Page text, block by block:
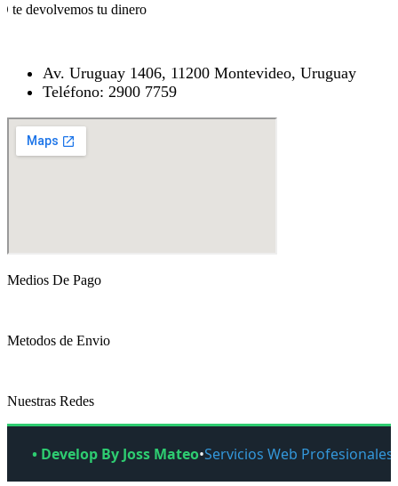
te devolvemos tu dinero
Av. Uruguay 1406, 11200 Montevideo, Uruguay
Teléfono: 2900 7759
Medios De Pago
Metodos de Envio
Nuestras Redes
• Develop By Joss Mateo•Servicios Web Profesionales